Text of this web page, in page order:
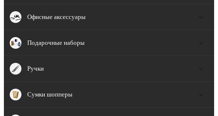
Офисные аксессуары
Подарочные наборы
Ручки
Сумки шопперы